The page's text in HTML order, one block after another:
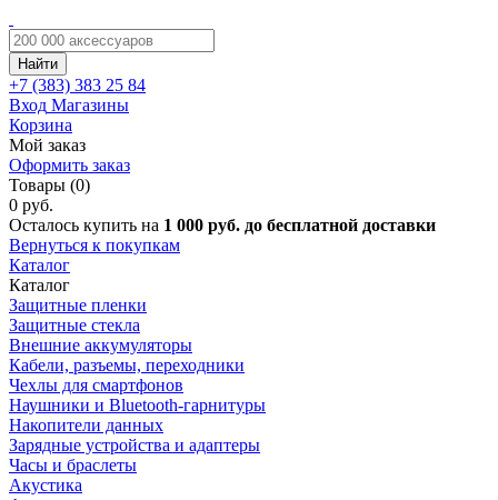
Найти
+7 (383) 383 25 84
Вход Магазины
Корзина
Мой заказ
Оформить заказ
Товары (0)
0 руб.
Осталось купить на 1 000 руб. до бесплатной доставки
Вернуться к покупкам
Каталог
Каталог
Защитные пленки
Защитные стекла
Внешние аккумуляторы
Кабели, разъемы, переходники
Чехлы для смартфонов
Наушники и Bluetooth-гарнитуры
Накопители данных
Зарядные устройства и адаптеры
Часы и браслеты
Акустика